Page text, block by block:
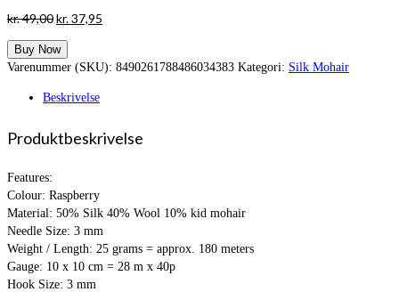
kr.49,00Den
pris
var:
kr.37,95
er:
Buy Now
Varenummer (SKU): 8490261788486034383 Kategori: Silk Mohair
Beskrivelse
Produktbeskrivelse
Features:
Colour: Raspberry
Material: 50% Silk 40% Wool 10% kid mohair
Needle Size: 3 mm
Weight / Length: 25 grams = approx. 180 meters
Gauge: 10 x 10 cm = 28 m x 40p
Hook Size: 3 mm